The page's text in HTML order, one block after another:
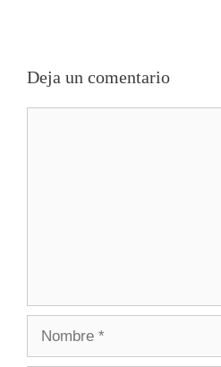
Deja un comentario